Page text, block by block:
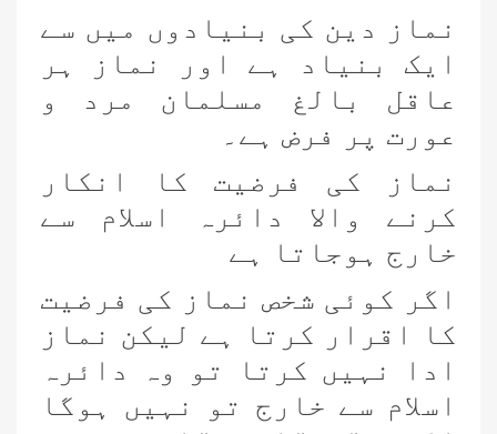
نماز دین کی بنیادوں میں سے
ایک بنیاد ہے اور نماز ہر
عاقل بالغ مسلمان مرد و
عورت پر فرض ہے۔
نماز کی فرضیت کا انکار
کرنے والا دائرہ اسلام سے
خارج ہوجاتا ہے
اگر کوئی شخص نماز کی فرضیت
کا اقرار کرتا ہے لیکن نماز
ادا نہیں کرتا تو وہ دائرہ
اسلام سے خارج تو نہیں ہوگا